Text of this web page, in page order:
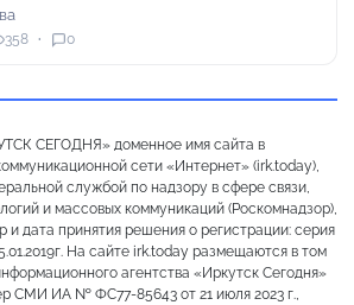
358 0
СЕГОДНЯ» доменное имя сайта в
сети «Интернет» (irk.today),
службой по надзору в сфере связи,
и массовых коммуникаций (Роскомнадзор),
и дата принятия решения о регистрации: серия
На сайте irk.today размещаются в том
агентства «Иркутск Сегодня»
СМИ ИА № ФС77-85643 от 21 июля 2023 г.,